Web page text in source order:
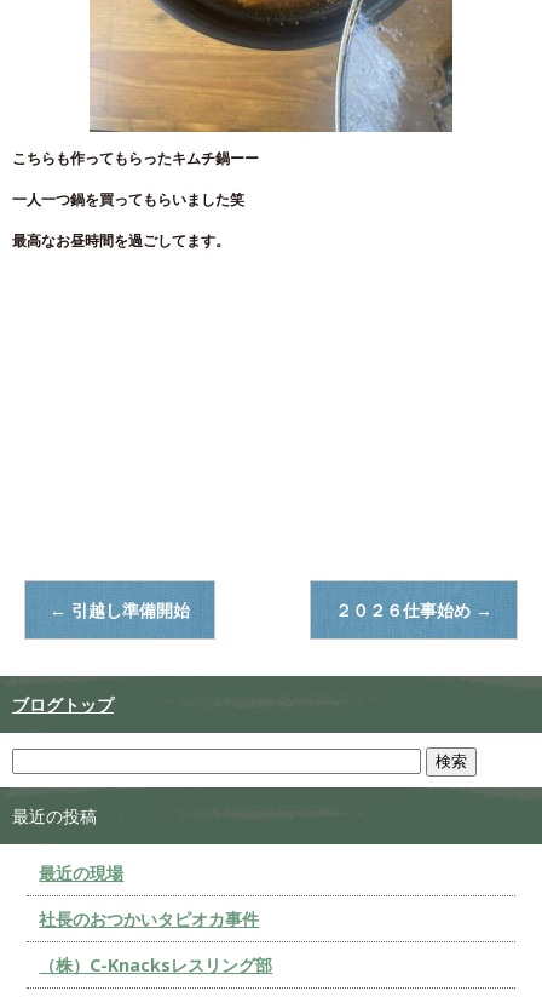
こちらも作ってもらったキムチ鍋ーー
一人一つ鍋を買ってもらいました笑
最高なお昼時間を過ごしてます。
← 引越し準備開始 ２０２６仕事始め →
ブログトップ
最近の投稿
最近の現場
社長のおつかいタピオカ事件
（株）C-Knacksレスリング部